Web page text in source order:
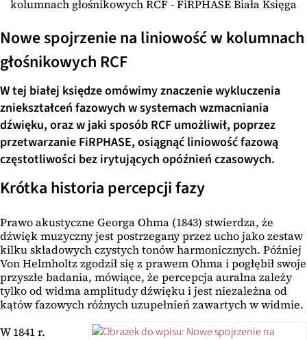
Nowe spojrzenie na liniowość w kolumnach
głośnikowych RCF
W tej białej księdze omówimy znaczenie wykluczenia
zniekształceń fazowych w systemach wzmacniania
dźwięku, oraz w jaki sposób RCF umożliwił, poprzez
przetwarzanie FiRPHASE, osiągnąć liniowość fazową
częstotliwości bez irytujących opóźnień czasowych.
Krótka historia percepcji fazy
Prawo akustyczne Georga Ohma (1843) stwierdza, że
dźwięk muzyczny jest postrzegany przez ucho jako zestaw
kilku składowych czystych tonów harmonicznych. Później
Von Helmholtz zgodził się z prawem Ohma i pogłębił swoje
przyszłe badania, mówiące, że percepcja auralna zależy
tylko od widma amplitudy dźwięku i jest niezależna od
kątów fazowych różnych uzupełnień zawartych w widmie.
W 1841 r.